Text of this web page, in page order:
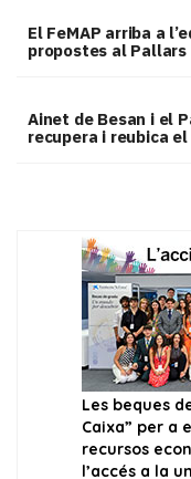
El FeMAP arriba a
propostes al Pallars
Ainet de Besan i el
recupera i reubica